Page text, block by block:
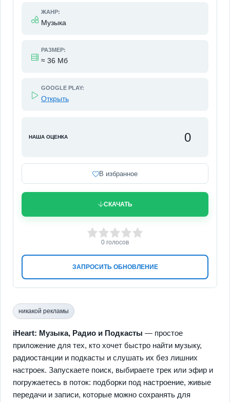
ЖАНР:
Музыка
РАЗМЕР:
≈ 36 Мб
GOOGLE PLAY:
Открыть
НАША ОЦЕНКА 0
В избранное
СКАЧАТЬ
ЗАПРОСИТЬ ОБНОВЛЕНИЕ
3 4 5
0 голосов
никакой рекламы
iHeart: Музыка, Радио и Подкасты — простое
приложение для тех, кто хочет быстро найти музыку,
радиостанции и подкасты и слушать их без лишних
настроек. Запускаете поиск, выбираете трек или эфир и
погружаетесь в поток: подборки под настроение, живые
передачи и записи, которые можно сохранять для